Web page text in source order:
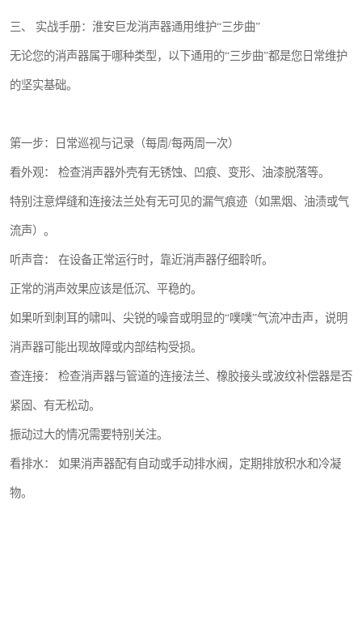
三、 实战手册：淮安巨龙消声器通用维护“三步曲”
无论您的消声器属于哪种类型，以下通用的“三步曲”都是您日常维护
的坚实基础。
第一步：日常巡视与记录（每周/每两周一次）
看外观： 检查消声器外壳有无锈蚀、凹痕、变形、油漆脱落等。
特别注意焊缝和连接法兰处有无可见的漏气痕迹（如黑烟、油渍或气
流声）。
听声音： 在设备正常运行时，靠近消声器仔细聆听。
正常的消声效果应该是低沉、平稳的。
如果听到刺耳的啸叫、尖锐的噪音或明显的“噗噗”气流冲击声，说明
消声器可能出现故障或内部结构受损。
查连接： 检查消声器与管道的连接法兰、橡胶接头或波纹补偿器是否
紧固、有无松动。
振动过大的情况需要特别关注。
看排水： 如果消声器配有自动或手动排水阀，定期排放积水和冷凝
物。